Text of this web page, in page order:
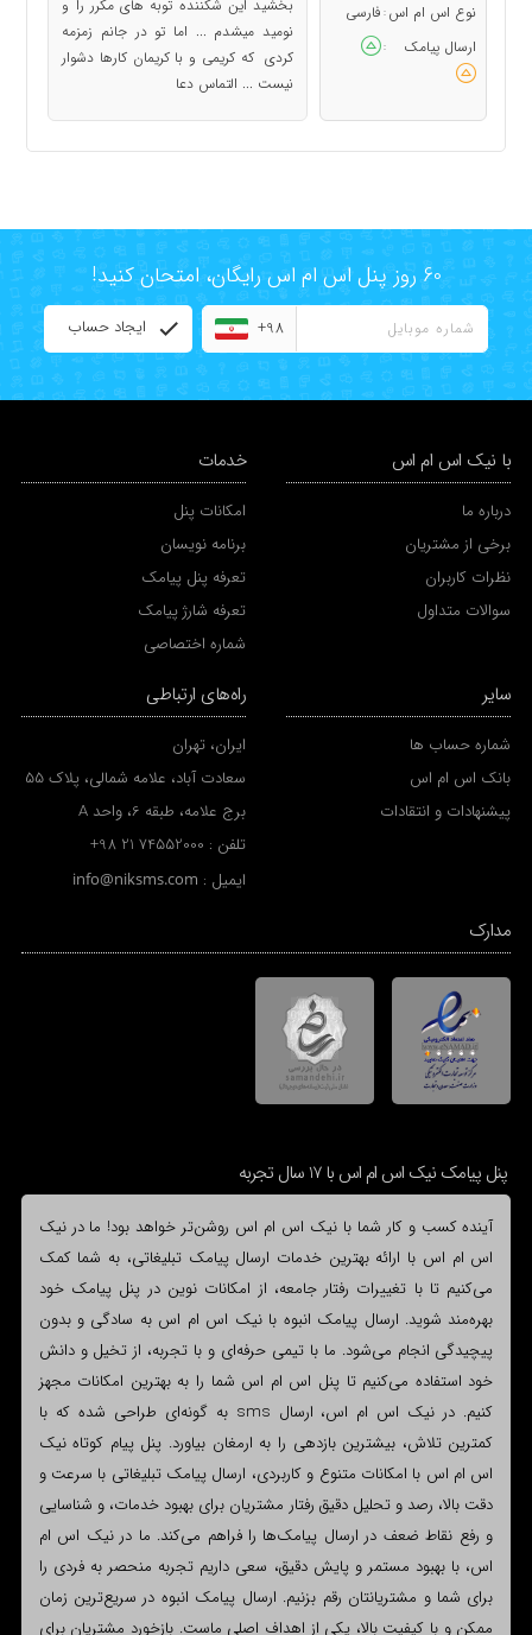
نوع اس ام اس : فارسی
ارسال پیامک
:
بخشید این شکننده توبه های مکرر را و
نومید میشدم ... اما تو در جانم زمزمه
کردی که کریمی و با کریمان کارها دشوار
نیست ... التماس دعا
60 روز پنل اس ام اس رایگان، امتحان کنید!
+98 ایجاد حساب
با نیک اس ام اس
درباره ما
برخی از مشتریان
نظرات کاربران
سوالات متداول
خدمات
امکانات پنل
برنامه نویسان
تعرفه پنل پیامک
تعرفه شارژ پیامک
شماره اختصاصی
سایر
شماره حساب ها
بانک اس ام اس
پیشنهادات و انتقادات
راه‌های ارتباطی
ایران، تهران
سعادت آباد، علامه شمالی، پلاک 55
برج علامه، طبقه 6، واحد A
تلفن : +98 21 74552000
ایمیل : info@niksms.com
مدارک
پنل پیامک نیک اس ام اس با 17 سال تجربه
آینده کسب و کار شما با نیک اس ام اس روشن‌تر خواهد بود! ما در نیک
اس ام اس با ارائه بهترین خدمات ارسال پیامک تبلیغاتی، به شما کمک
می‌کنیم تا با تغییرات رفتار جامعه، از امکانات نوین در پنل پیامک خود
بهره‌مند شوید. ارسال پیامک انبوه با نیک اس ام اس به سادگی و بدون
پیچیدگی انجام می‌شود. ما با تیمی حرفه‌ای و با تجربه، از تخیل و دانش
خود استفاده می‌کنیم تا پنل اس ام اس شما را به بهترین امکانات مجهز
کنیم. در نیک اس ام اس، ارسال sms به گونه‌ای طراحی شده که با
کمترین تلاش، بیشترین بازدهی را به ارمغان بیاورد. پنل پیام کوتاه نیک
اس ام اس با امکانات متنوع و کاربردی، ارسال پیامک تبلیغاتی با سرعت و
دقت بالا، رصد و تحلیل دقیق رفتار مشتریان برای بهبود خدمات، و شناسایی
و رفع نقاط ضعف در ارسال پیامک‌ها را فراهم می‌کند. ما در نیک اس ام
اس، با بهبود مستمر و پایش دقیق، سعی داریم تجربه منحصر به فردی را
برای شما و مشتریانتان رقم بزنیم. ارسال پیامک انبوه در سریع‌ترین زمان
ممکن و با کیفیت بالا، یکی از اهداف اصلی ماست. بازخورد مشتریان برای